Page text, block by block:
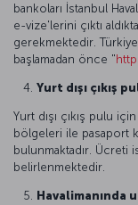
bankoları İstanbul
e-vize'lerini çıktı
gerekmektedir.
başlamadan önce "
Yurt dışı çıkış
Yurt dışı çıkış pulu
bölgeleri ile pasaport
bulunmaktadır. Ücreti
belirlenmektedir.
Havalimanında